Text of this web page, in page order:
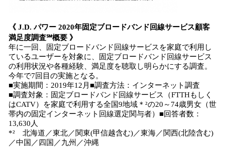
《 J.D. パワー 2020年固定ブロードバンド 回線サービス顧客
満足度調査℠概要 》
年に一回、固定ブロードバンド回線サービスを家庭で利用し
ているユーザーを対象に、固定ブロードバンド回線サービス
の利用状況や各種経験、満足度を聴取し明らかにする調査。
今年で7回目の実施となる。
■実施期間：2019年12月■調査方法：インターネット調査
■調査対象：固定ブロードバンド回線サービス（FTTHもしく
はCATV）を家庭で利用する全国9地域＊²の20～74歳男女（世
帯内の固定インターネット回線選定関与者）■回答者数：
13,630人
*² 北海道／東北／関東(甲信越含む)／東海／関西(北陸含む)
／中国／四国／九州／沖縄